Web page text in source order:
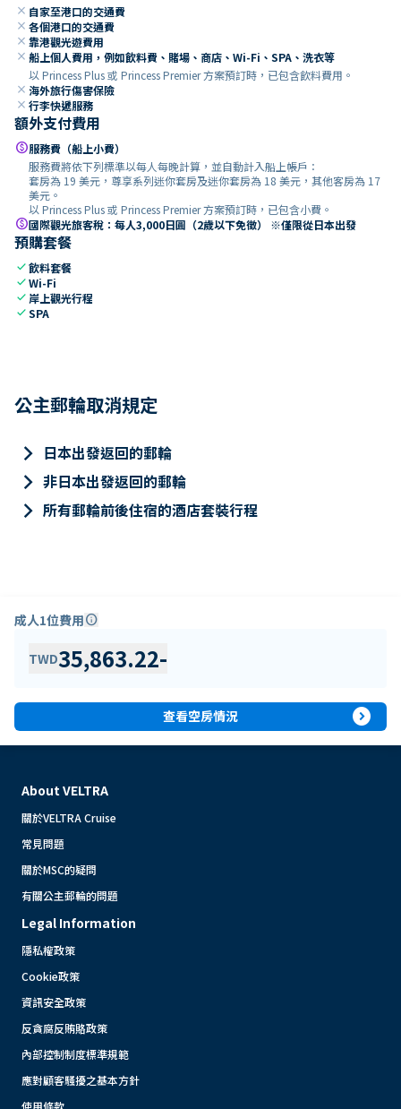
close 自家至港口的交通費
close 各個港口的交通費
close 靠港觀光遊費用
close 船上個人費用，例如飲料費、賭場、商店、Wi-Fi、SPA、洗衣等
以 Princess Plus 或 Princess Premier 方案預訂時，已包含飲料費用。
close 海外旅行傷害保險
close 行李快遞服務
額外支付費用
paid服務費（船上小費）
服務費將依下列標準以每人每晚計算，並自動計入船上帳戶：
套房為 19 美元，尊享系列迷你套房及迷你套房為 18 美元，其他客房為 17
美元。
以 Princess Plus 或 Princess Premier 方案預訂時，已包含小費。
paid國際觀光旅客稅：每人3,000日圓（2歲以下免徵） ※僅限從日本出發
預購套餐
check飲料套餐
checkWi-Fi
check 岸上觀光行程
checkSPA
公主郵輪取消規定
keyboard_arrow_right 日本出發返回的郵輪
keyboard_arrow_right 非日本出發返回的郵輪
keyboard_arrow_right 所有郵輪前後住宿的酒店套裝行程
成人1位費用info
TWD35,863.22-
查看空房情況 expand_circle_right
About VELTRA
關於VELTRA Cruise
常見問題
關於MSC的疑問
有關公主郵輪的問題
Legal Information
隱私權政策
Cookie政策
資訊安全政策
反貪腐反賄賂政策
內部控制制度標準規範
應對顧客騷擾之基本方針
使用條款